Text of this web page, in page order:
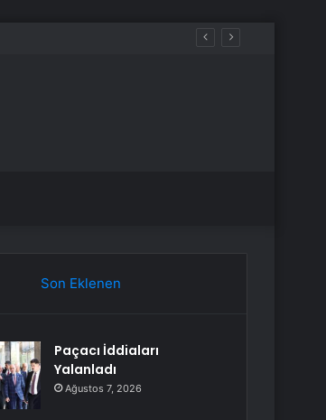
Son Eklenen
Paçacı İddiaları
Yalanladı
Ağustos 7, 2026